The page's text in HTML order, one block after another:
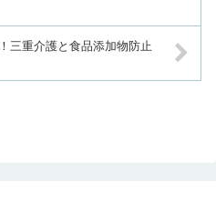
三重介護と食品添加物防止